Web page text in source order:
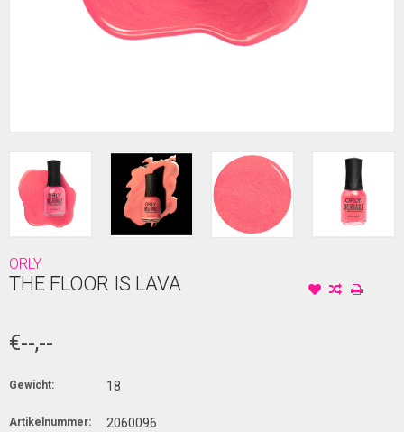
ORLY
THE FLOOR IS LAVA
€--,--
Gewicht: 18
Artikelnummer: 2060096